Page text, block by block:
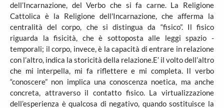
dell’Incarnazione, del Verbo che si fa carne. La Religione
Cattolica è la Religione dell'Incarnazione, che afferma la
centralità del corpo, che si distingua da “fisico”. Il fisico
riguarda la fisicità, che è sottoposta alle leggi spazio -
temporali; il corpo, invece, è la capacità di entrare in relazione
con l’altro, indica la storicità della relazione.E’ il volto dell’altro
che mi interpella, mi fa riflettere e mi completa. Il verbo
“conoscere” non implica una conoscenza noetica, ma anche
concreta, attraverso il contatto fisico. La virtualizzazione
dell’esperienza è qualcosa di negativo, quando sostituisce la